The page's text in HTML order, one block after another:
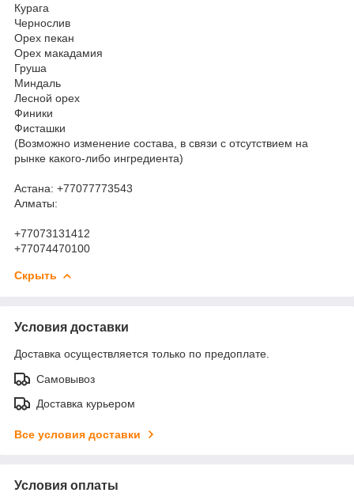
Курага
Чернослив
Орех пекан
Орех макадамия
Груша
Миндаль
Лесной орех
Финики
Фисташки
(Возможно изменение состава, в связи с отсутствием на
рынке какого-либо ингредиента)
Астана: +77077773543
Алматы:
+77073131412
+77074470100
Скрыть
Условия доставки
Доставка осуществляется только по предоплате.
Самовывоз
Доставка курьером
Все условия доставки
Условия оплаты